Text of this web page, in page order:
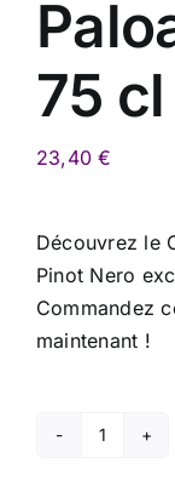
75 cl
23,40€
Découvrez le
Pinot Nero
Commandez
maintenant !
quantité